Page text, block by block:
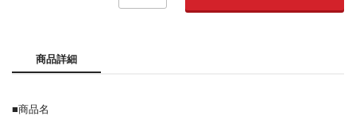
商品詳細
■商品名